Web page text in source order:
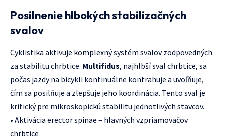
Posilnenie hlbokých stabilizačných
svalov
Cyklistika aktivuje komplexný systém svalov zodpovedných
za stabilitu chrbtice. Multifidus, najhlbší sval chrbtice, sa
počas jazdy na bicykli kontinuálne kontrahuje a uvoľňuje,
čím sa posilňuje a zlepšuje jeho koordinácia. Tento sval je
kritický pre mikroskopickú stabilitu jednotlivých stavcov.
• Aktivácia erector spinae – hlavných vzpriamovačov
chrbtice